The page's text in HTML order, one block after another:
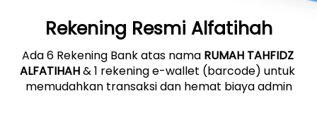
Rekening Resmi Alfatihah
Ada 6 Rekening Bank atas nama RUMAH TAHFIDZ
ALFATIHAH & 1 rekening e-wallet (barcode) untuk
memudahkan transaksi dan hemat biaya admin